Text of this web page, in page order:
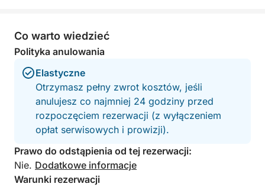
Co warto wiedzieć
Polityka anulowania
Elastyczne
Otrzymasz pełny zwrot kosztów, jeśli
anulujesz co najmniej 24 godziny przed
rozpoczęciem rezerwacji (z wyłączeniem
opłat serwisowych i prowizji).
Prawo do odstąpienia od tej rezerwacji:
Nie. Dodatkowe informacje
Warunki rezerwacji